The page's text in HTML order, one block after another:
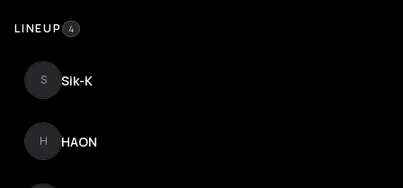
LINEUP 4
S Sik-K
H HAON